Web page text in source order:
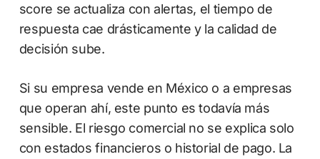
score se actualiza con alertas, el tiempo de
respuesta cae drásticamente y la calidad de
decisión sube.
Si su empresa vende en México o a empresas
que operan ahí, este punto es todavía más
sensible. El riesgo comercial no se explica solo
con estados financieros o historial de pago. La